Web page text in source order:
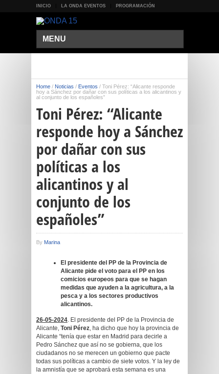
INICIO LA ONDA EVENTOS PROGRAMACIÓN
MENU
Home / Noticias / Eventos / Toni Pérez: “Alicante responde
hoy a Sánchez por dañar con sus políticas a los alicantinos y
al conjunto de los españoles”
Toni Pérez: “Alicante
responde hoy a Sánchez
por dañar con sus
políticas a los
alicantinos y al
conjunto de los
españoles”
By Marina
El presidente del PP de la Provincia de
Alicante pide el voto para el PP en los
comicios europeos para que se hagan
medidas que ayuden a la agricultura, a la
pesca y a los sectores productivos
alicantinos.
26-05-2024. El presidente del PP de la Provincia de
Alicante, Toni Pérez, ha dicho que hoy la provincia de
Alicante “tenía que estar en Madrid para decirle a
Pedro Sánchez que así no se gobierna, que los
ciudadanos no se merecen un gobierno que pacte
todas sus políticas a cambio de siete votos. Y la ley de
la amnistía que se aprobará esta semana es una